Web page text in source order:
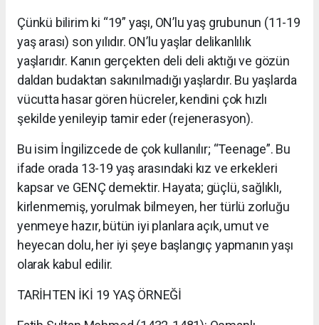
Çünkü bilirim ki “19” yaşı, ON’lu yaş grubunun (11-19
yaş arası) son yılıdır. ON’lu yaşlar delikanlılık
yaşlarıdır. Kanın gerçekten deli deli aktığı ve gözün
daldan budaktan sakınılmadığı yaşlardır. Bu yaşlarda
vücutta hasar gören hücreler, kendini çok hızlı
şekilde yenileyip tamir eder (rejenerasyon).
Bu isim İngilizcede de çok kullanılır; “Teenage”. Bu
ifade orada 13-19 yaş arasındaki kız ve erkekleri
kapsar ve GENÇ demektir. Hayata; güçlü, sağlıklı,
kirlenmemiş, yorulmak bilmeyen, her türlü zorluğu
yenmeye hazır, bütün iyi planlara açık, umut ve
heyecan dolu, her iyi şeye başlangıç yapmanın yaşı
olarak kabul edilir.
TARİHTEN İKİ 19 YAŞ ÖRNEĞİ